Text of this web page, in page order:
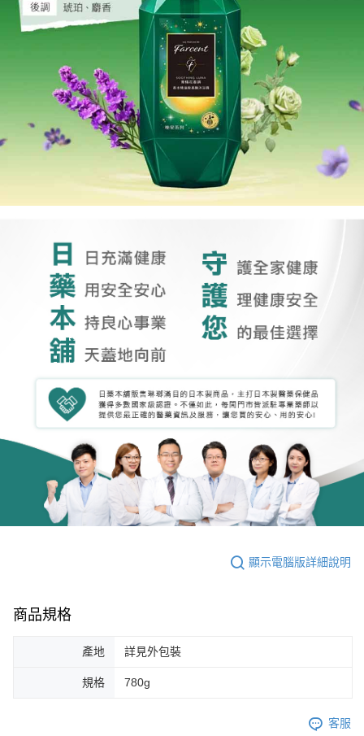
顯示電腦版詳細說明
商品規格
產地 詳見外包裝
規格 780g
客服